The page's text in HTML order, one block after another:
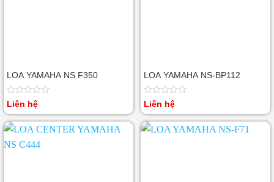
LOA YAMAHA NS F350
Được
hạng
0
sao
Liên hệ
LOA YAMAHA NS-BP112
Được
hạng
0
Liên hệ